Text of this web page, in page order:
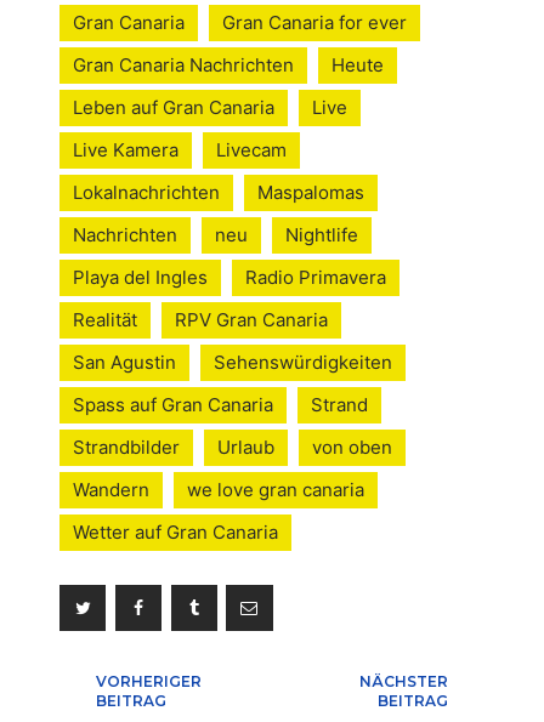
Gran Canaria
Gran Canaria for ever
Gran Canaria Nachrichten
Heute
Leben auf Gran Canaria
Live
Live Kamera
Livecam
Lokalnachrichten
Maspalomas
Nachrichten
neu
Nightlife
Playa del Ingles
Radio Primavera
Realität
RPV Gran Canaria
San Agustin
Sehenswürdigkeiten
Spass auf Gran Canaria
Strand
Strandbilder
Urlaub
von oben
Wandern
we love gran canaria
Wetter auf Gran Canaria
Beitragsnavigation
VORHERIGER
BEITRAG
NÄCHSTER
BEITRAG